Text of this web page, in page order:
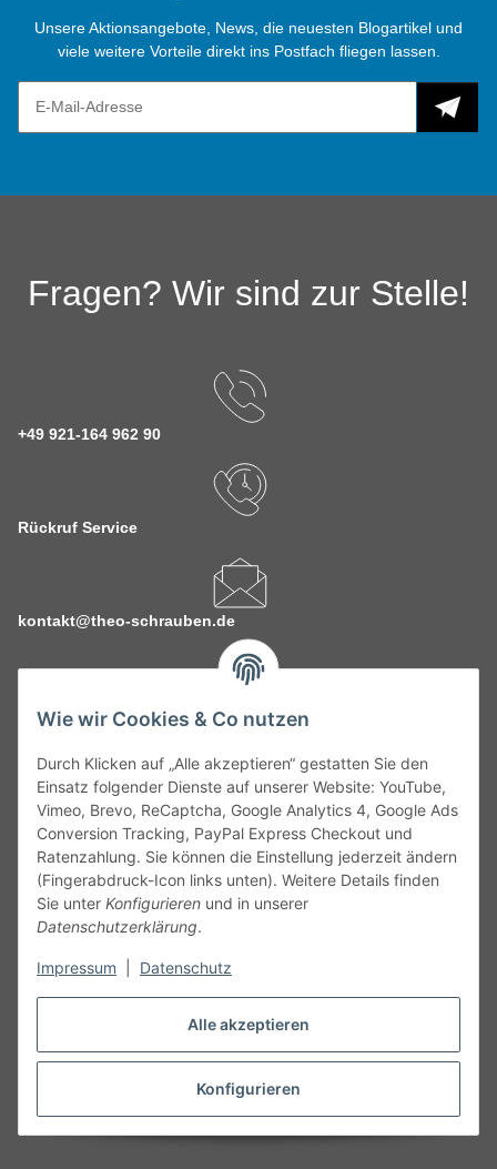
Alle akzeptieren
Konfigurieren
Wie wir Cookies & Co nutzen
Durch Klicken auf „Alle akzeptieren“ gestatten Sie den
Einsatz folgender Dienste auf unserer Website: YouTube,
Vimeo, Brevo, ReCaptcha, Google Analytics 4, Google Ads
Conversion Tracking, PayPal Express Checkout und
Ratenzahlung. Sie können die Einstellung jederzeit ändern
(Fingerabdruck-Icon links unten). Weitere Details finden
Sie unter Konfigurieren und in unserer
Datenschutzerklärung.
Impressum Datenschutz
Unsere Aktionsangebote, News, die neuesten Blogartikel und
viele weitere Vorteile direkt ins Postfach fliegen lassen.
Fragen? Wir sind zur Stelle!
+49 921-164 962 90
Rückruf Service
kontakt@theo-schrauben.de
Service
Gesetzliche Informationen
Alle technischen Angaben ohne Gewähr. Irrtümer und fehlerhafte
Angaben vorbehalten. Wenn Sie Datenblätter oder spezielle
unseren Kundenservice. Abbildungen der Artikel können
Vertrag widerrufen